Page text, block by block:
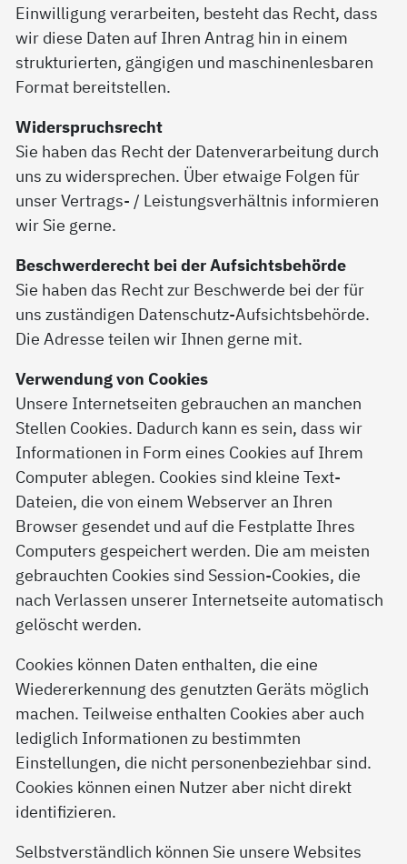
Einwilligung verarbeiten, besteht das Recht, dass
wir diese Daten auf Ihren Antrag hin in einem
strukturierten, gängigen und maschinenlesbaren
Format bereitstellen.
Widerspruchsrecht
Sie haben das Recht der Datenverarbeitung durch
uns zu widersprechen. Über etwaige Folgen für
unser Vertrags- / Leistungsverhältnis informieren
wir Sie gerne.
Beschwerderecht bei der Aufsichtsbehörde
Sie haben das Recht zur Beschwerde bei der für
uns zuständigen Datenschutz-Aufsichtsbehörde.
Die Adresse teilen wir Ihnen gerne mit.
Verwendung von Cookies
Unsere Internetseiten gebrauchen an manchen
Stellen Cookies. Dadurch kann es sein, dass wir
Informationen in Form eines Cookies auf Ihrem
Computer ablegen. Cookies sind kleine Text-
Dateien, die von einem Webserver an Ihren
Browser gesendet und auf die Festplatte Ihres
Computers gespeichert werden. Die am meisten
gebrauchten Cookies sind Session-Cookies, die
nach Verlassen unserer Internetseite automatisch
gelöscht werden.
Cookies können Daten enthalten, die eine
Wiedererkennung des genutzten Geräts möglich
machen. Teilweise enthalten Cookies aber auch
lediglich Informationen zu bestimmten
Einstellungen, die nicht personenbeziehbar sind.
Cookies können einen Nutzer aber nicht direkt
identifizieren.
Selbstverständlich können Sie unsere Websites